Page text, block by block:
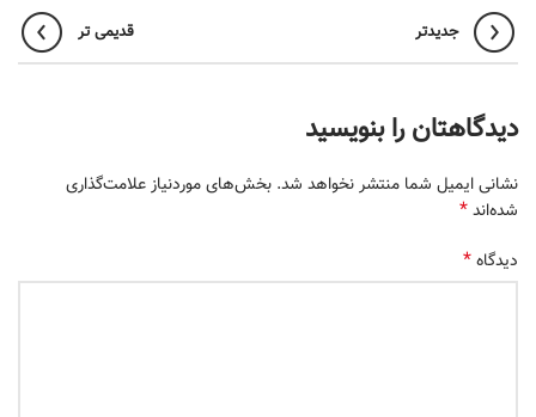
جدیدتر قدیمی تر
دیدگاهتان را بنویسید
نشانی ایمیل شما منتشر نخواهد شد. بخش‌های موردنیاز علامت‌گذاری
شده‌اند*
دیدگاه*